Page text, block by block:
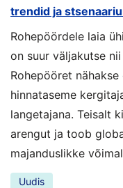
trendid ja
Rohepöördele laia
on suur väljakutse
Rohepööret
hinnataseme
langetajana. Teisalt
arengut ja toob
majanduslikke
Uudis